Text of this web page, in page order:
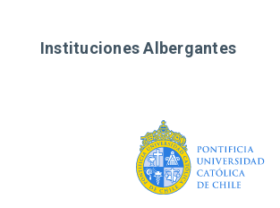
Instituciones Albergantes